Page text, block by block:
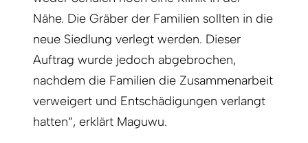
Nähe. Die Gräber der Familien sollten in die
neue Siedlung verlegt werden. Dieser
Auftrag wurde jedoch abgebrochen,
nachdem die Familien die Zusammenarbeit
verweigert und Entschädigungen verlangt
hatten“, erklärt Maguwu.